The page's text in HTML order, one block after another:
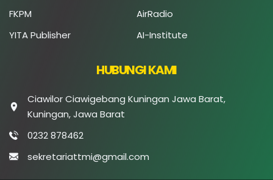
FKPM
AirRadio
YITA Publisher
AI-Institute
HUBUNGI KAMI
Ciawilor Ciawigebang Kuningan Jawa Barat,
Kuningan, Jawa Barat
0232 878462
sekretariattmi@gmail.com